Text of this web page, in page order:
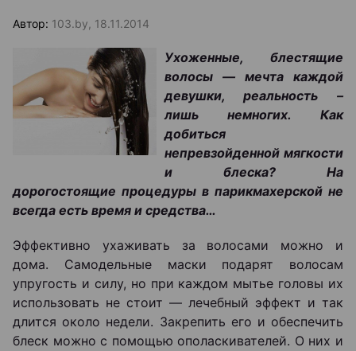
Автор: 103.by, 18.11.2014
Ухоженные, блестящие
волосы — мечта каждой
девушки, реальность –
лишь немногих. Как
добиться
непревзойденной мягкости
и блеска? На
дорогостоящие процедуры в парикмахерской не
всегда есть время и средства…
Эффективно ухаживать за волосами можно и
дома. Самодельные маски подарят волосам
упругость и силу, но при каждом мытье головы их
использовать не стоит — лечебный эффект и так
длится около недели. Закрепить его и обеспечить
блеск можно с помощью ополаскивателей. О них и